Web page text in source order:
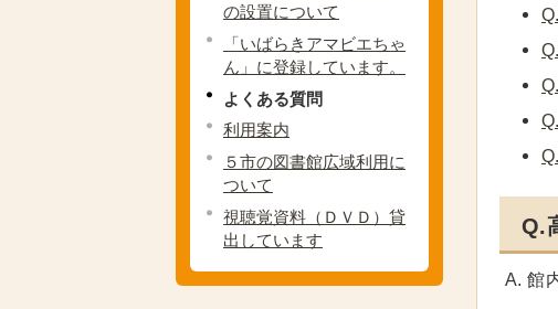
の設置について
「いばらきアマビエちゃ
ん」に登録しています。
よくある質問
利用案内
５市の図書館広域利用に
ついて
視聴覚資料（ＤＶＤ）貸
出しています
Q.
A. 館